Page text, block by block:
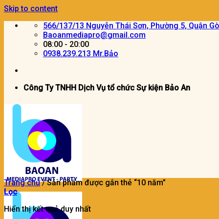
Skip to content
566/137/13 Nguyễn Thái Sơn, Phường 5, Quận
Baoanmediapro@gmail.com
08:00 - 20:00
0938.239.213 Mr.Bảo
Công Ty TNHH Dịch Vụ tổ chức Sự kiện Bảo An
Trang chủ /Sản phẩm được gắn thẻ “10 năm”
Lọc
Hiển thị kết quả duy nhất